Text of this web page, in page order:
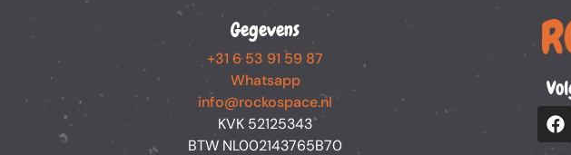
Gegevens
+31 6 53 91 59 87
Whatsapp
info@rockospace.nl
KVK 52125343
BTW NL002143765B70